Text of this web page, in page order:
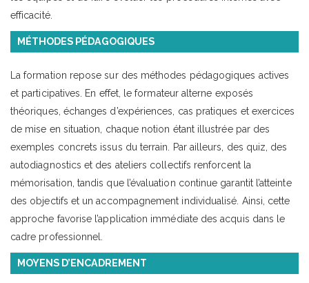
efficacité.
MÉTHODES PÉDAGOGIQUES
La formation repose sur des méthodes pédagogiques actives
et participatives. En effet, le formateur alterne exposés
théoriques, échanges d’expériences, cas pratiques et exercices
de mise en situation, chaque notion étant illustrée par des
exemples concrets issus du terrain. Par ailleurs, des quiz, des
autodiagnostics et des ateliers collectifs renforcent la
mémorisation, tandis que l’évaluation continue garantit l’atteinte
des objectifs et un accompagnement individualisé. Ainsi, cette
approche favorise l’application immédiate des acquis dans le
cadre professionnel.
MOYENS D’ENCADREMENT